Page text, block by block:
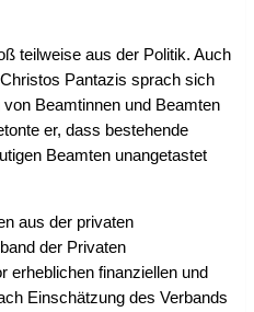
teilweise aus der Politik. Auch
Pantazis sprach sich
Beamtinnen und Beamten
er, dass bestehende
Beamten unangetastet
aus der privaten
der Privaten
erheblichen finanziellen und
Einschätzung des Verbands